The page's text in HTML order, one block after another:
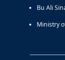
Bu Ali
Ministry